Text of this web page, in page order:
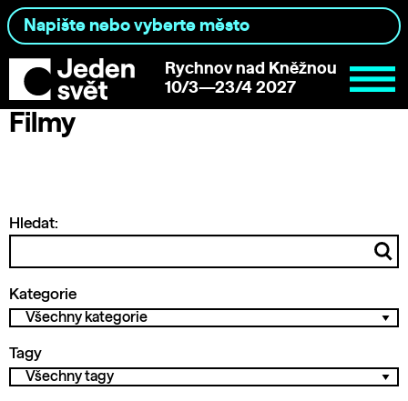
Rychnov nad Kněžnou
10/3—23/4 2027
Filmy
Hledat:
Kategorie
Tagy